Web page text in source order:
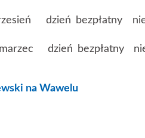
dzień bezpłatny
dzień bezpłatny
na Wawelu